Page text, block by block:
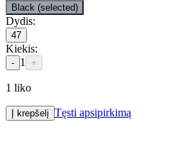
Black (selected)
Dydis:
47
Kiekis:
- 1 +
1 liko
Į krepšelį Tęsti apsipirkimą